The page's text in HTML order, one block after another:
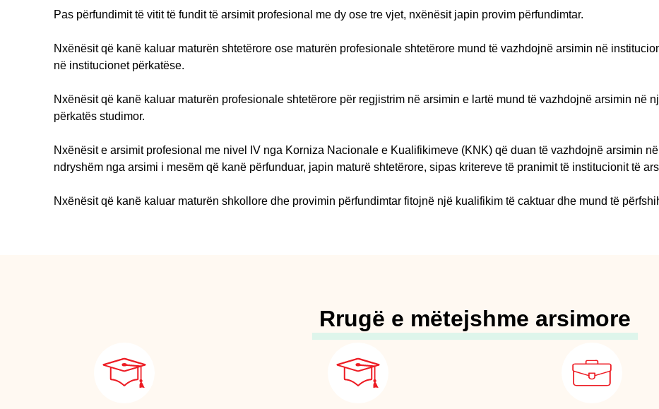
Pas përfundimit të vitit të fundit të arsimit profesional me dy ose tre vjet, nxënësit japin provim përfundimtar.
Nxënësit që kanë kaluar maturën shtetërore ose maturën profesionale shtetërore mund të vazhdojnë arsimin në
në institucionet përkatëse.
Nxënësit që kanë kaluar maturën profesionale shtetërore për regjistrim në arsimin e lartë mund të vazhdojnë arsimin në
përkatës studimor.
Nxënësit e arsimit profesional me nivel IV nga Korniza Nacionale e Kualifikimeve (KNK) që duan të vazhdojnë arsimin
ndryshëm nga arsimi i mesëm që kanë përfunduar, japin maturë shtetërore, sipas kritereve të pranimit të institucionit të
Nxënësit që kanë kaluar maturën shkollore dhe provimin përfundimtar fitojnë një kualifikim të caktuar dhe mund të
Rrugë e mëtejshme arsimore